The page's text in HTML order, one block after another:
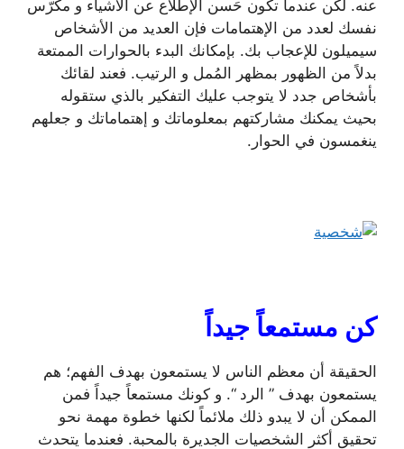
عنه. لكن عندما تكون حَسن الإطلاع عن الأشياء و مكرّس
نفسك لعدد من الإهتمامات فإن العديد من الأشخاص
سيميلون للإعجاب بك. بإمكانك البدء بالحوارات الممتعة
بدلاً من الظهور بمظهر المُمل و الرتيب. فعند لقائك
بأشخاص جدد لا يتوجب عليك التفكير بالذي ستقوله
بحيث يمكنك مشاركتهم بمعلوماتك و إهتماماتك و جعلهم
ينغمسون في الحوار.
كن مستمعاً جيداً
الحقيقة أن معظم الناس لا يستمعون بهدف الفهم؛ هم
يستمعون بهدف ” الرد “. و كونك مستمعاً جيداً فمن
الممكن أن لا يبدو ذلك ملائماً لكنها خطوة مهمة نحو
تحقيق أكثر الشخصيات الجديرة بالمحبة. فعندما يتحدث